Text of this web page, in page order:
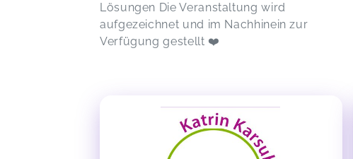
Lösungen Die Veranstaltung wird
aufgezeichnet und im Nachhinein zur
Verfügung gestellt ❤️